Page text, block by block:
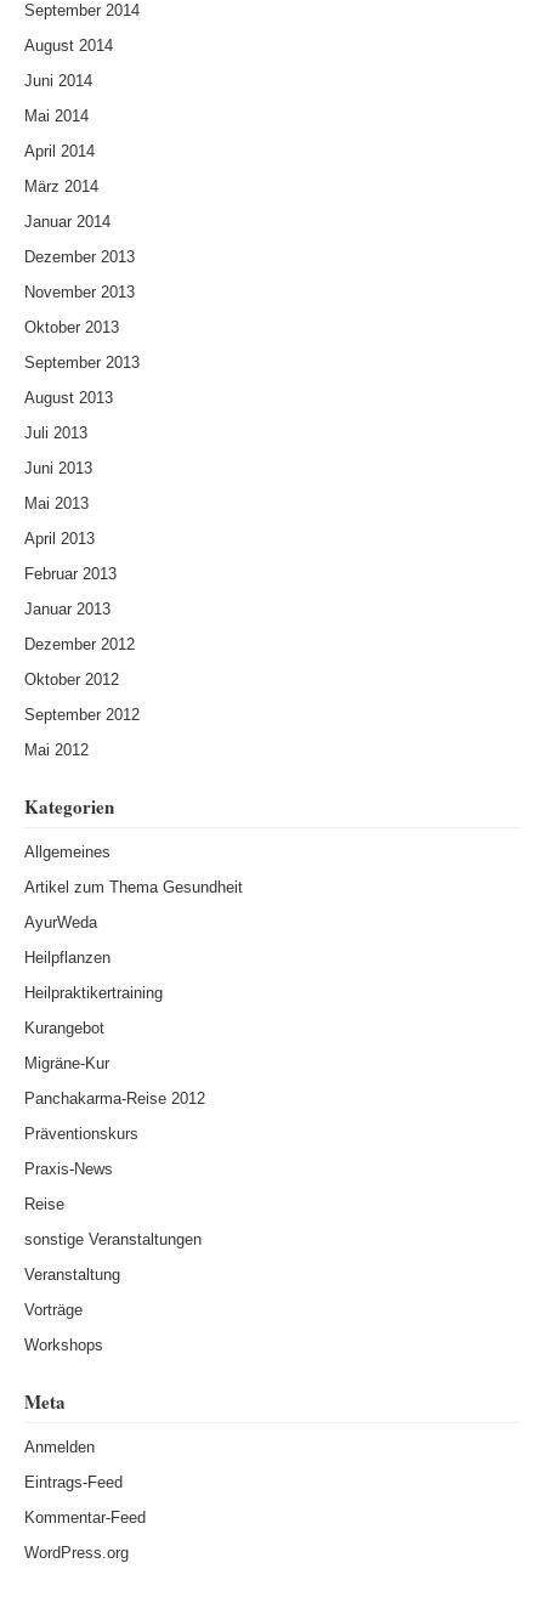
September 2014
August 2014
Juni 2014
Mai 2014
April 2014
März 2014
Januar 2014
Dezember 2013
November 2013
Oktober 2013
September 2013
August 2013
Juli 2013
Juni 2013
Mai 2013
April 2013
Februar 2013
Januar 2013
Dezember 2012
Oktober 2012
September 2012
Mai 2012
Kategorien
Allgemeines
Artikel zum Thema Gesundheit
AyurWeda
Heilpflanzen
Heilpraktikertraining
Kurangebot
Migräne-Kur
Panchakarma-Reise 2012
Präventionskurs
Praxis-News
Reise
sonstige Veranstaltungen
Veranstaltung
Vorträge
Workshops
Meta
Anmelden
Eintrags-Feed
Kommentar-Feed
WordPress.org